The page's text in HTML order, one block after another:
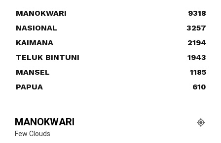
MANOKWARI
9318
NASIONAL
3257
KAIMANA
2194
TELUK BINTUNI
1943
MANSEL
1185
PAPUA
610
MANOKWARI
Few Clouds